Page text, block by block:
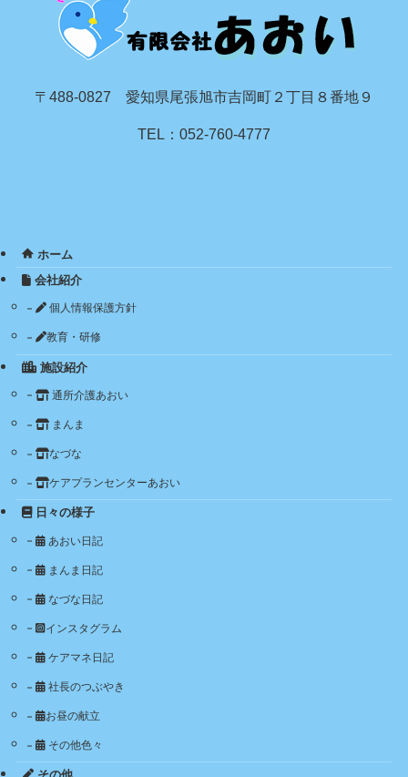
〒488-0827 愛知県尾張旭市吉岡町２丁目８番地９
TEL：052-760-4777
ホーム
会社紹介
個人情報保護方針
教育・研修
施設紹介
通所介護あおい
まんま
なづな
ケアプランセンターあおい
日々の様子
あおい日記
まんま日記
なづな日記
インスタグラム
ケアマネ日記
社長のつぶやき
お昼の献立
その他色々